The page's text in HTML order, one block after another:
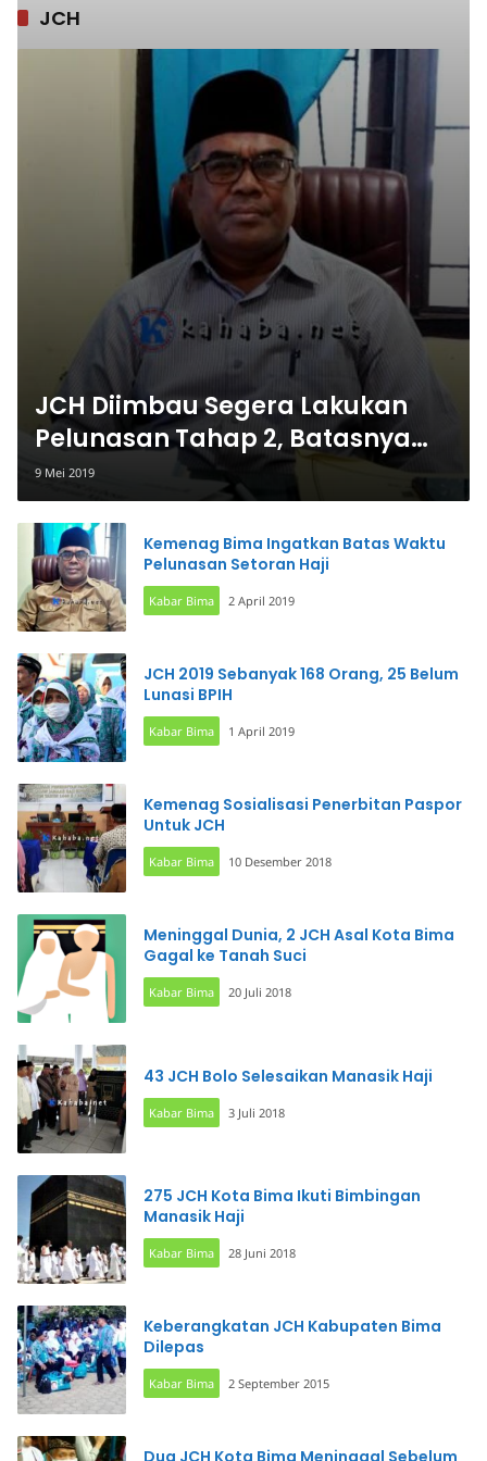
JCH
JCH Diimbau Segera Lakukan
Pelunasan Tahap 2, Batasnya
Besok
9 Mei 2019
Kemenag Bima Ingatkan Batas Waktu
Pelunasan Setoran Haji
Kabar Bima 2 April 2019
JCH 2019 Sebanyak 168 Orang, 25 Belum
Lunasi BPIH
Kabar Bima 1 April 2019
Kemenag Sosialisasi Penerbitan Paspor
Untuk JCH
Kabar Bima 10 Desember 2018
Meninggal Dunia, 2 JCH Asal Kota Bima
Gagal ke Tanah Suci
Kabar Bima 20 Juli 2018
43 JCH Bolo Selesaikan Manasik Haji
Kabar Bima 3 Juli 2018
275 JCH Kota Bima Ikuti Bimbingan
Manasik Haji
Kabar Bima 28 Juni 2018
Keberangkatan JCH Kabupaten Bima
Dilepas
Kabar Bima 2 September 2015
Dua JCH Kota Bima Meninggal Sebelum